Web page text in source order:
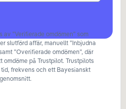
av ”Verifierade omdömen” som
slutförd affär, manuellt ”Inbjudna
”Overifierade omdömen”, där
omdöme på Trustpilot. Trustpilots
frekvens och ett Bayesianskt
genomsnitt.